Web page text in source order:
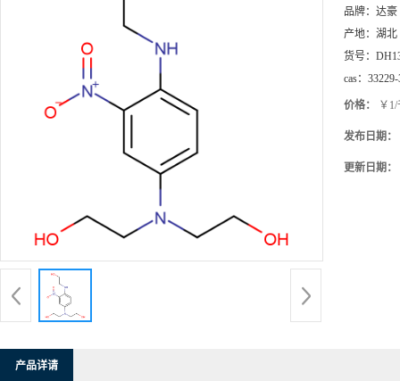
品牌： 达豪
产地： 湖北
货号：
cas：
价格： ￥
发布日期：
更新日期：
产品详请